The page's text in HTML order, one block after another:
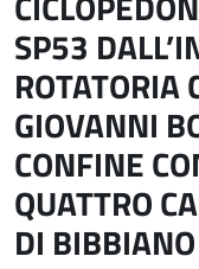
SP53
ROTATORIA
GIOVANNI
CONFINE
QUATTRO
DI BIBBIANO